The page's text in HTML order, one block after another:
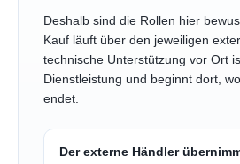
Deshalb sind die Rollen hier
Kauf läuft über den jeweiligen
technische Unterstützung vor Ort
Dienstleistung und beginnt dort,
endet.
Der externe Händler